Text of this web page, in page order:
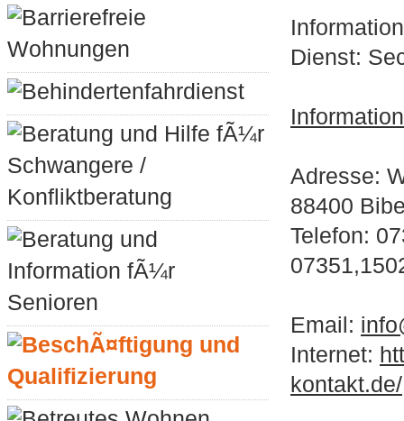
Barrierefreie
Wohnungen
Behindertenfahrdienst
Beratung und Hilfe fÃ¼r
Schwangere /
Konfliktberatung
Beratung und
Information fÃ¼r
Senioren
BeschÃ¤ftigung und
Qualifizierung
Dienst:
Adresse:
88400
Telefon:
Email:
Internet:
kontakt.de/